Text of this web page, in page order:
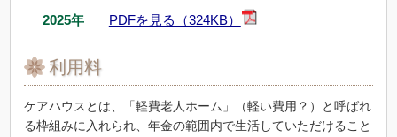
2025年 PDFを見る（324KB）
利用料
ケアハウスとは、「軽費老人ホーム」（軽い費用？）と呼ばれ
る枠組みに入れられ、年金の範囲内で生活していただけること